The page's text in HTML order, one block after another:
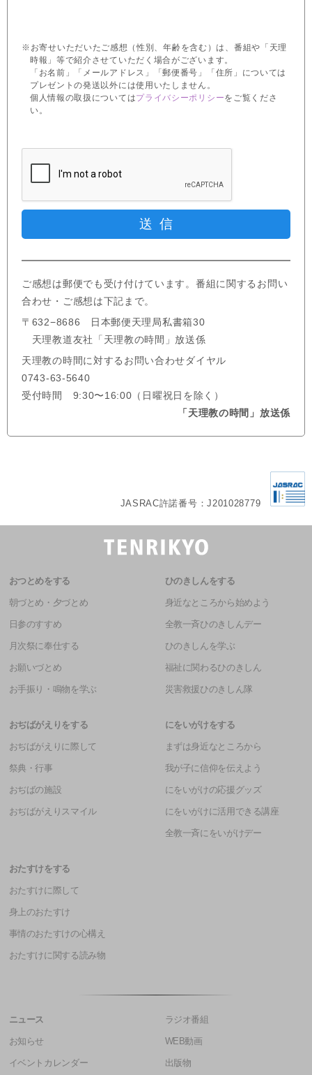
※お寄せいただいたご感想（性別、年齢を含む）は、番組や「天理
時報」等で紹介させていただく場合がございます。
「お名前」「メールアドレス」「郵便番号」「住所」については
プレゼントの発送以外には使用いたしません。
個人情報の取扱についてはプライバシーポリシーをご覧くださ
い。
ご感想は郵便でも受け付けています。番組に関するお問い
合わせ・ご感想は下記まで。
〒632−8686 日本郵便天理局私書箱30
天理教道友社「天理教の時間」放送係
天理教の時間に対するお問い合わせダイヤル
0743-63-5640
受付時間 9:30〜16:00（日曜祝日を除く）
「天理教の時間」放送係
JASRAC許諾番号：J201028779
おつとめをする
朝づとめ・夕づとめ
日参のすすめ
月次祭に奉仕する
お願いづとめ
お手振り・鳴物を学ぶ
ひのきしんをする
身近なところから始めよう
全教一斉ひのきしんデー
ひのきしんを学ぶ
福祉に関わるひのきしん
災害救援ひのきしん隊
おぢばがえりをする
おぢばがえりに際して
祭典・行事
おぢばの施設
おぢばがえりスマイル
にをいがけをする
まずは身近なところから
我が子に信仰を伝えよう
にをいがけの応援グッズ
にをいがけに活用できる講座
全教一斉にをいがけデー
おたすけをする
おたすけに際して
身上のおたすけ
事情のおたすけの心構え
おたすけに関する読み物
ニュース
お知らせ
イベントカレンダー
ラジオ番組
WEB動画
出版物